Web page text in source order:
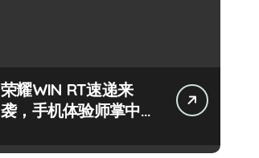
荣耀WIN RT速递来
袭，手机体验师掌中畅